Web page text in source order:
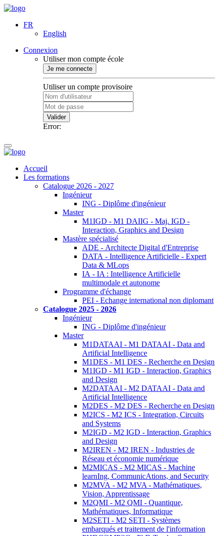
FR
English
Connexion
Utiliser mon compte école
Je me connecte
Utiliser un compte provisoire
Valider
Error:
Accueil
Les formations
Catalogue 2026 - 2027
Ingénieur
ING - Diplôme d'ingénieur
Master
M1IGD - M1 DAIIG - Maj. IGD -
Interaction, Graphics and Design
Mastère spécialisé
ADE - Architecte Digital d'Entreprise
DATA - Intelligence Artificielle - Expert
Data & MLops
IA - IA : Intelligence Artificielle
multimodale et autonome
Programme d'échange
PEI - Echange international non diplomant
Catalogue 2025 - 2026
Ingénieur
ING - Diplôme d'ingénieur
Master
M1DATAAI - M1 DATAAI - Data and
Artificial Intelligence
M1DES - M1 DES - Recherche en Design
M1IGD - M1 IGD - Interaction, Graphics
and Design
M2DATAAI - M2 DATAAI - Data and
Artificial Intelligence
M2DES - M2 DES - Recherche en Design
M2ICS - M2 ICS - Integration, Circuits
and Systems
M2IGD - M2 IGD - Interaction, Graphics
and Design
M2IREN - M2 IREN - Industries de
Réseau et économie numérique
M2MICAS - M2 MICAS - Machine
learnIng, CommunicAtions, and Security
M2MVA - M2 MVA - Mathématiques,
Vision, Apprentissage
M2QMI - M2 QMI - Quantique,
Mathématiques, Informatique
M2SETI - M2 SETI - Systèmes
embarqués et traitement de l'information